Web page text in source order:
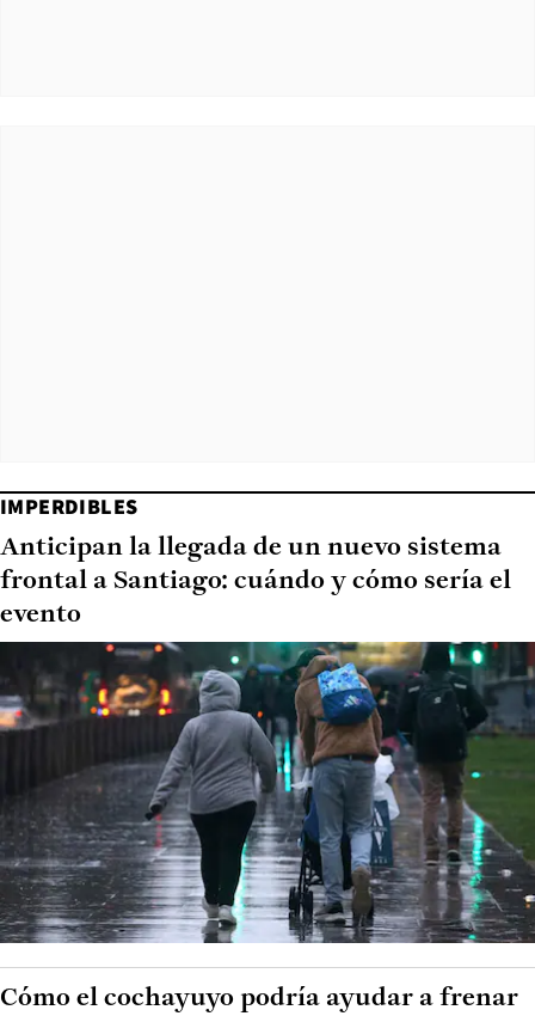
IMPERDIBLES
Anticipan la llegada de un nuevo sistema
frontal a Santiago: cuándo y cómo sería el
evento
Cómo el cochayuyo podría ayudar a frenar